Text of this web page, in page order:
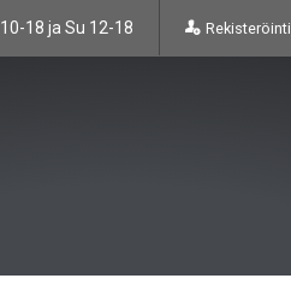
18 ja Su 12-18 Rekisteröinti